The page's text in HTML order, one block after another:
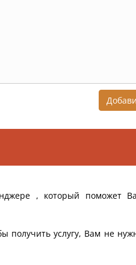
, который поможет
получить услугу, Вам не